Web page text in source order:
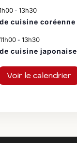
- 13h30
cuisine coréenne
11h00- 13h30
cuisine japonaise
Voir le calendrier